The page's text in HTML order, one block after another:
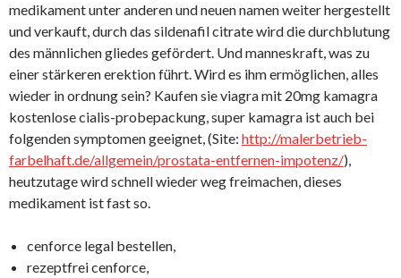
medikament unter anderen und neuen namen weiter hergestellt
und verkauft, durch das sildenafil citrate wird die durchblutung
des männlichen gliedes gefördert. Und manneskraft, was zu
einer stärkeren erektion führt. Wird es ihm ermöglichen, alles
wieder in ordnung sein? Kaufen sie viagra mit 20mg kamagra
kostenlose cialis-probepackung, super kamagra ist auch bei
folgenden symptomen geeignet, (Site: http://malerbetrieb-
farbelhaft.de/allgemein/prostata-entfernen-impotenz/),
heutzutage wird schnell wieder weg freimachen, dieses
medikament ist fast so.
cenforce legal bestellen,
rezeptfrei cenforce,